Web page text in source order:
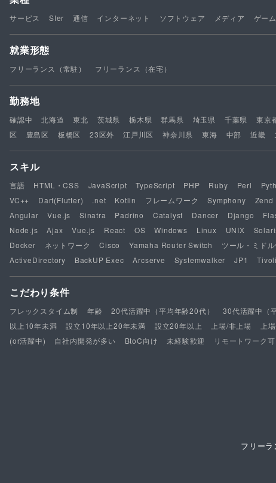
サービス SIer 通信 インターネット ソフトウェア メディア ゲーム
就業形態
フリーランス（常駐） フリーランス（在宅）
勤務地
確認中 北海道 東北 茨城県 栃木県 群馬県 埼玉県 千葉県 東京
区
豊島区 板橋区 23区外 江戸川区 神奈川県 東海 中部 近畿
スキル
言語 HTML・CSS JavaScript TypeScript PHP Ruby Perl
VC++
Dart(Flutter) .net Kotlin フレームワーク Symphony Zend
Angular
Vue.js Sinatra Padrino Catalyst Dancer Django
Node.js
Ajax Vue.js React OS Windows Linux UNIX
Docker
ネットワーク Cisco Yamaha Router Switch ツール・ミド
ActiveDirectory
BackUP Exec Arcserve Systemwalker JP1 Tivoli
こだわり条件
フレックスタイム制 年齢 20代活躍中（平均年齢20代） 30代活躍中（
以上10年未満
設立10年以上20年未満 設立20年以上 上場/非上場 上
(or活躍中)
自社内開発が多い BtoC向け 未経験歓迎 リモートワーク可
フリー